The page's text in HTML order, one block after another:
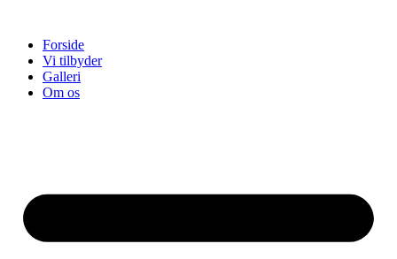
Forside
Vi tilbyder
Galleri
Om os